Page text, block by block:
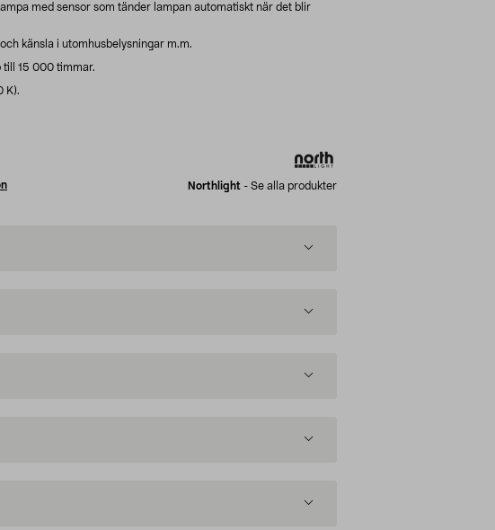
med sensor som tänder lampan automatiskt när det blir
känsla i utomhusbelysningar m.m.
till 15 000 timmar.
K).
Northlight - Se alla produkter